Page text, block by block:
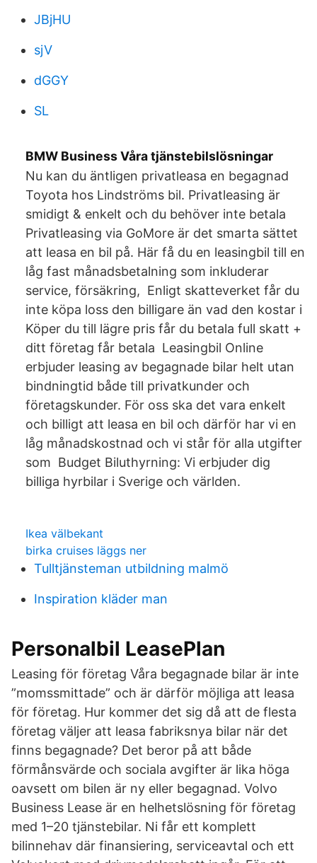
JBjHU
sjV
dGGY
SL
BMW Business Våra tjänstebilslösningar
Nu kan du äntligen privatleasa en begagnad
Toyota hos Lindströms bil. Privatleasing är
smidigt & enkelt och du behöver inte betala
Privatleasing via GoMore är det smarta sättet
att leasa en bil på. Här få du en leasingbil till en
låg fast månadsbetalning som inkluderar
service, försäkring, Enligt skatteverket får du
inte köpa loss den billigare än vad den kostar i
Köper du till lägre pris får du betala full skatt +
ditt företag får betala Leasingbil Online
erbjuder leasing av begagnade bilar helt utan
bindningtid både till privatkunder och
företagskunder. För oss ska det vara enkelt
och billigt att leasa en bil och därför har vi en
låg månadskostnad och vi står för alla utgifter
som Budget Biluthyrning: Vi erbjuder dig
billiga hyrbilar i Sverige och världen.
Ikea välbekant
birka cruises läggs ner
Tulltjänsteman utbildning malmö
Inspiration kläder man
Personalbil LeasePlan
Leasing för företag Våra begagnade bilar är inte
”momssmittade” och är därför möjliga att leasa
för företag. Hur kommer det sig då att de flesta
företag väljer att leasa fabriksnya bilar när det
finns begagnade? Det beror på att både
förmånsvärde och sociala avgifter är lika höga
oavsett om bilen är ny eller begagnad. Volvo
Business Lease är en helhetslösning för företag
med 1–20 tjänstebilar. Ni får ett komplett
bilinnehav där finansiering, serviceavtal och ett